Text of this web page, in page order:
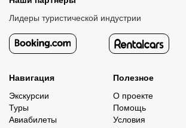
Лидеры туристической индустрии
Навигация
Экскурсии
Туры
Авиабилеты
Полезное
О проекте
Помощь
Условия